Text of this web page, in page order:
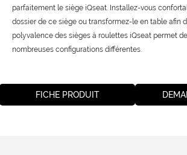
parfaitement le siège iQseat. Installez-vous
dossier de ce siège ou transformez-le en table afin
polyvalence des sièges à roulettes iQseat permet
nombreuses configurations différentes.
FICHE PRODUIT